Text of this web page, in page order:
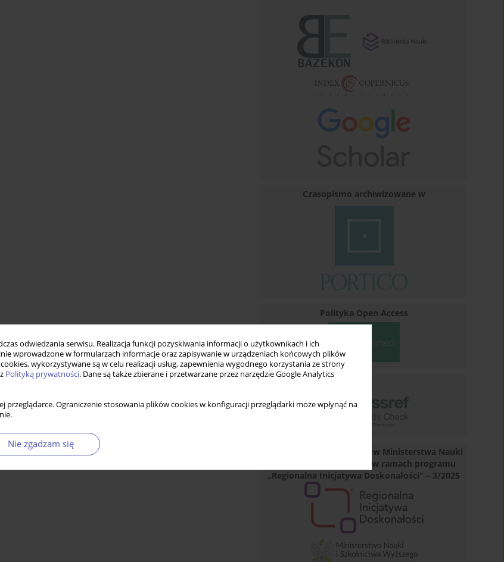
odwiedzania serwisu. Realizacja funkcji pozyskiwania informacji o użytkownikach i ich
wprowadzone w formularzach informacje oraz zapisywanie w urządzeniach końcowych plików
wykorzystywane są w celu realizacji usług, zapewnienia wygodnego korzystania ze strony
Polityką prywatności. Dane są także zbierane i przetwarzane przez narzędzie Google Analytics
przeglądarce. Ograniczenie stosowania plików cookies w konfiguracji przeglądarki może wpłynąć na
Nie zgadzam się
Czasopismo archiwizowane w
Polityka Open Access
Dofinansowano ze środków Ministerstwa Nauki
i Szkolnictwa Wyższego w ramach programu
„Regionalna Inicjatywa Doskonałości" – 3/2025